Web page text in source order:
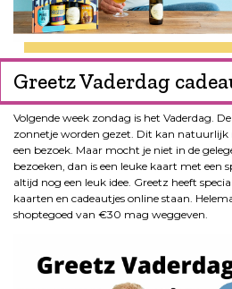
Greetz Vaderdag
Volgende week zondag is het Vaderdag.
zonnetje worden gezet. Dit kan natuurlijk
een bezoek. Maar mocht je niet in de
bezoeken, dan is een leuke kaart met een
altijd nog een leuk idee. Greetz heeft
kaarten en cadeautjes online staan.
shoptegoed van €30 mag weggeven.